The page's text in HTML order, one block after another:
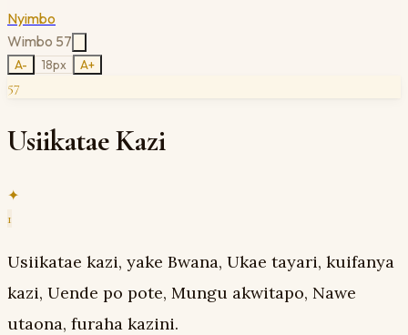
Nyimbo
Wimbo 57
A- 18px A+
57
Usiikatae Kazi
✦
1
Usiikatae kazi, yake Bwana, Ukae tayari, kuifanya
kazi, Uende po pote, Mungu akwitapo, Nawe
utaona, furaha kazini.